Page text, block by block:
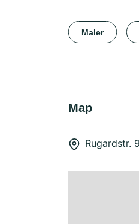
Maler
Map
Rugardstr.